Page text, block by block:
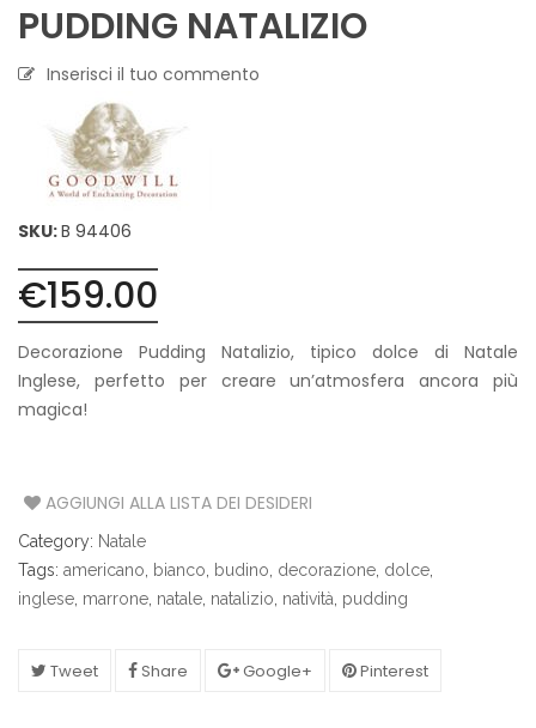
PUDDING NATALIZIO
Inserisci il tuo commento
SKU:B 94406
€159.00
Decorazione Pudding Natalizio, tipico dolce di Natale
Inglese, perfetto per creare un’atmosfera ancora più
magica!
AGGIUNGI ALLA LISTA DEI DESIDERI
Category: Natale
Tags: americano bianco budino decorazione dolce
inglese marrone natale natalizio natività pudding
Tweet Share Google+ Pinterest